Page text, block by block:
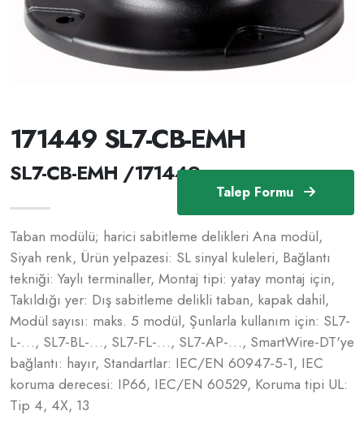
Talep Formu
171449 SL7-CB-EMH
SL7-CB-EMH /171449
Taban modülü; harici sabitleme delikleri Ana modül,
Siyah renk, Ürün yelpazesi: SL sinyal kuleleri, Bağlantı
tekniği: Yaylı terminaller, Montaj tipi: yatay montaj için,
Takıldığı yer: Dış sabitleme delikli taban, kapak dahil,
Modül sayısı: maks. 5 modül, Şunlarla kullanım için: SL7-
L-…, SL7-BL-…, SL7-FL-…, SL7-AP-…, SmartWire-DT'ye
bağlantı: hayır, Standartlar: IEC/EN 60947-5-1, IEC
koruma derecesi: IP66, IEC/EN 60529, Koruma tipi UL:
Tip 4, 4X, 13